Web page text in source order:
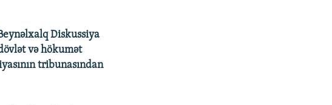
Diskussiya
və hökumət
tribunasından